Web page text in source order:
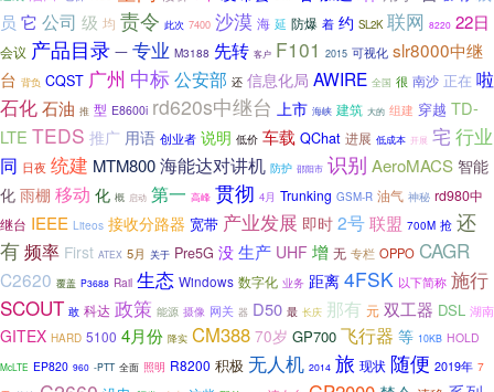
员 它 公司 级 均 责令 此次 7400 沙漠 海 延 防爆 着 约 SL2K 联网 8220 22日
会议 产品目录 一 专业 M3188 先转 客户 F101 2015 可视化 slr8000中继
台 背负 CQST 广州 中标公安部 还 信息化局 AWIRE 全国 很 南沙 正在 啦
石化石油 推 型 E8600i rd620s中继台 上市 海峡 建筑 大的 组建 穿越 TD-
LTE TEDS 推广 用语 创业者 说明 低价 车载 QChat 进展 低成本 开展 宅 行业
同 日夜 统建 MTM800海能达对讲机 防护 邵阳市 识别 AeroMACS 智能
化 雨棚 移动 化 概 启动 第一 高峰 贯彻 4月 Trunking GSM-R 油气 神秘 rd980中
继台 IEEE Liteos 接收分路器 宽带 产业发展 即时 2号联盟 700M 抢 还
有频率 First ATEX 5月 关于 Pre5G 没生产 UHF 增 无 专栏 OPPO CAGR
C2620 覆盖 P3688 Rail 生态 Windows 数字化 业务 距离 4FSK 以下简称 施行
SCOUT 敢 科达 政策 能源 摄像 网关 器 D50 最 长庆 那有 元 双工器 DSL 湖南
GITEX HARD 5100 4月份 降实 CM388 70岁 GP700 飞行器 等 10KB HOLD
McLTE EP820 960 -PTT 全面 照明 R8200 积极 无人机 2014 旅 现状 随便 2019年 7